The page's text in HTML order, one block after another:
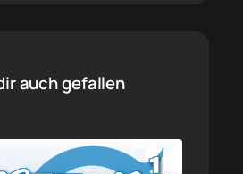
auch gefallen